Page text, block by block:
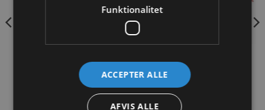
Natur/bark
TILFØJ TIL KURV
25,00
TILFØJ TIL KURV
Funktionalitet
ACCEPTER ALLE
AFVIS ALLE